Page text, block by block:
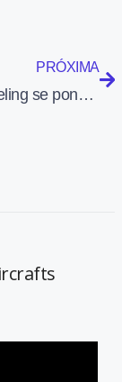
PRÓXIMA
Iberia y Vueling se ponen a dieta para superar su travesía del desierto